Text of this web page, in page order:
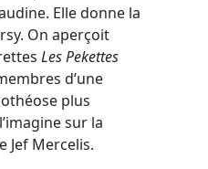
Elle donne la
On aperçoit
Les Pekettes
d’une
plus
sur la
Jef Mercelis.